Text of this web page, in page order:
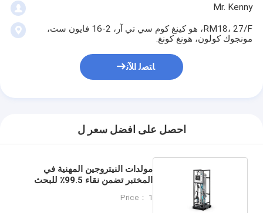
Mr. Kenny
RM18، 27/F، هو كينغ كوم سي تي آر، 2-16 فايون ست،
مونجوك كولون، هونغ كونغ.
ﺎﺘﺼﻟ ﺍﻶﻧ
احصل على افضل سعر ل
مولدات النيتروجين المهنية في
المختبر تضمن نقاء 99.5٪ للبحث
Price： 1